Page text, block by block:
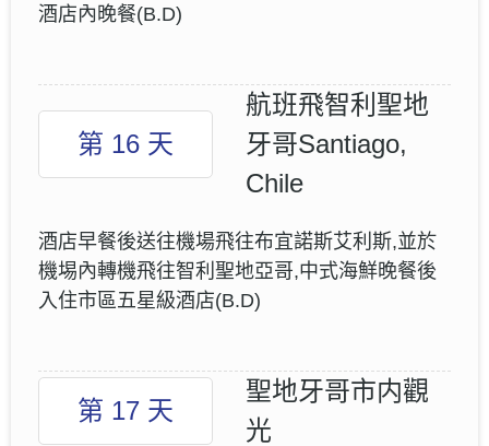
酒店內晚餐(B.D)
第 16 天
航班飛智利聖地
牙哥Santiago,
Chile
酒店早餐後送往機場飛往布宜諾斯艾利斯,並於
機埸內轉機飛往智利聖地亞哥,中式海鮮晚餐後
入住市區五星級酒店(B.D)
第 17 天
聖地牙哥市内觀
光